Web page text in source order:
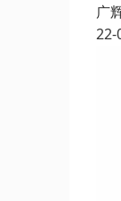
广
22-